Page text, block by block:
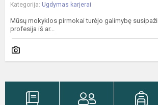
Kategorija: Ugdymas karjerai
Mūsų mokyklos pirmokai turėjo galimybę
profesija iš ar...